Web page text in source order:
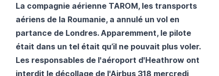
La compagnie aérienne TAROM, les transports
aériens de la Roumanie, a annulé un vol en
partance de Londres. Apparemment, le pilote
était dans un tel était qu’il ne pouvait plus voler.
Les responsables de l'aéroport d'Heathrow ont
interdit le décollage de l'Airbus 318 mercredi